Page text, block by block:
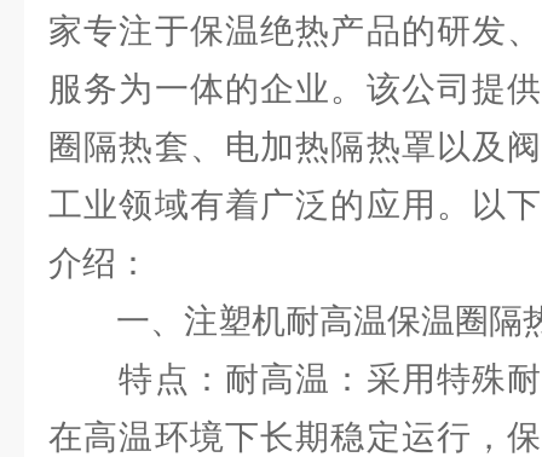
家专注于保温绝热产品的研发
服务为一体的企业。该公司提
圈隔热套、电加热隔热罩以及
工业领域有着广泛的应用。以
介绍：
一、注塑机耐高温保温圈隔
特点：耐高温：采用特殊耐
在高温环境下长期稳定运行，